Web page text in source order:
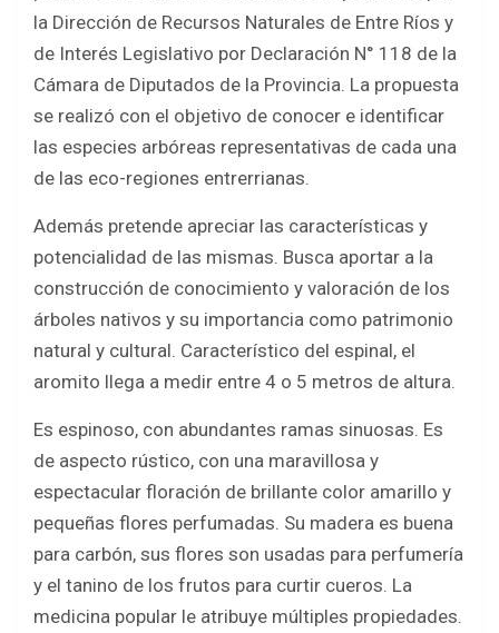
la Dirección de Recursos Naturales de Entre Ríos y
de Interés Legislativo por Declaración N° 118 de la
Cámara de Diputados de la Provincia. La propuesta
se realizó con el objetivo de conocer e identificar
las especies arbóreas representativas de cada una
de las eco-regiones entrerrianas.
Además pretende apreciar las características y
potencialidad de las mismas. Busca aportar a la
construcción de conocimiento y valoración de los
árboles nativos y su importancia como patrimonio
natural y cultural. Característico del espinal, el
aromito llega a medir entre 4 o 5 metros de altura.
Es espinoso, con abundantes ramas sinuosas. Es
de aspecto rústico, con una maravillosa y
espectacular floración de brillante color amarillo y
pequeñas flores perfumadas. Su madera es buena
para carbón, sus flores son usadas para perfumería
y el tanino de los frutos para curtir cueros. La
medicina popular le atribuye múltiples propiedades.